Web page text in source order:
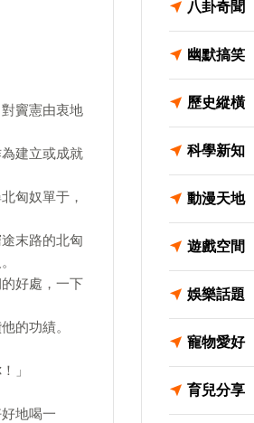
竇憲由衷地
建立或成就
匈奴單于，
末路的北匈
好處，一下
的功績。
」
地喝一
八卦奇聞
幽默搞笑
歷史縱橫
科學新知
動漫天地
遊戲空間
娛樂話題
寵物愛好
育兒分享